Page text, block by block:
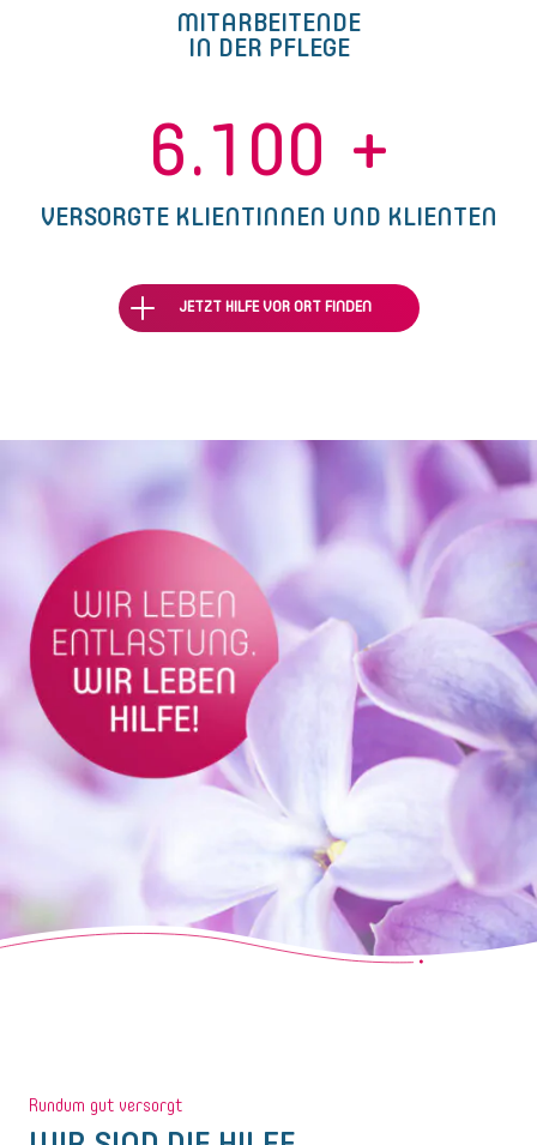
MITARBEITENDE
IN DER PFLEGE
6.100 +
VERSORGTE KLIENTINNEN UND KLIENTEN
JETZT HILFE VOR ORT FINDEN
Rundum gut versorgt